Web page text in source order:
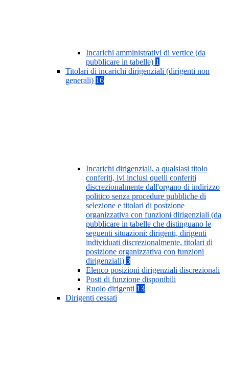
Incarichi amministrativi di vertice (da
pubblicare in tabelle) 1
Titolari di incarichi dirigenziali (dirigenti non
generali) 16
Incarichi dirigenziali, a qualsiasi titolo
conferiti, ivi inclusi quelli conferiti
discrezionalmente dall'organo di indirizzo
politico senza procedure pubbliche di
selezione e titolari di posizione
organizzativa con funzioni dirigenziali (da
pubblicare in tabelle che distinguano le
seguenti situazioni: dirigenti, dirigenti
individuati discrezionalmente, titolari di
posizione organizzativa con funzioni
dirigenziali) 3
Elenco posizioni dirigenziali discrezionali
Posti di funzione disponibili
Ruolo dirigenti 13
Dirigenti cessati